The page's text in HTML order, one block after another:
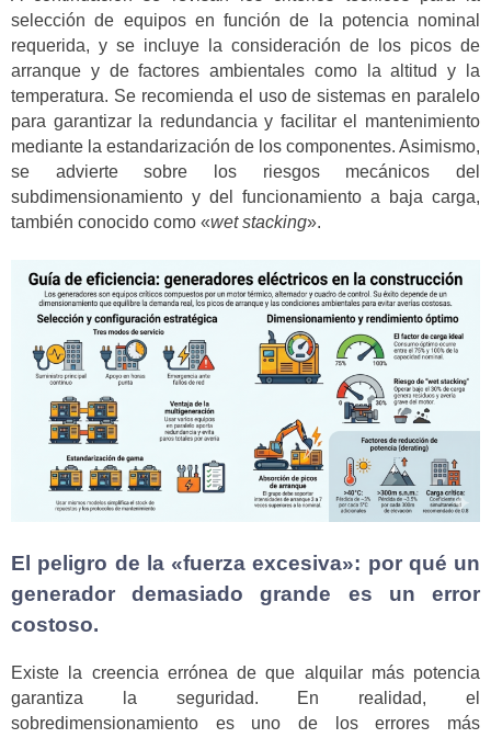
selección de equipos en función de la potencia nominal
requerida, y se incluye la consideración de los picos de
arranque y de factores ambientales como la altitud y la
temperatura. Se recomienda el uso de sistemas en paralelo
para garantizar la redundancia y facilitar el mantenimiento
mediante la estandarización de los componentes. Asimismo,
se advierte sobre los riesgos mecánicos del
subdimensionamiento y del funcionamiento a baja carga,
también conocido como «wet stacking».
El peligro de la «fuerza excesiva»: por qué un
generador demasiado grande es un error
costoso.
Existe la creencia errónea de que alquilar más potencia
garantiza la seguridad. En realidad, el
sobredimensionamiento es uno de los errores más